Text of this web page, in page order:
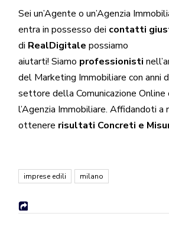
Sei un’Agente o un’Agenzia
entra in possesso dei contatti
di RealDigitale possiamo
aiutarti! Siamo professionisti
del Marketing Immobiliare con anni
settore della Comunicazione
l’Agenzia Immobiliare. Affidandoti a
ottenere risultati Concreti e
imprese edili milano